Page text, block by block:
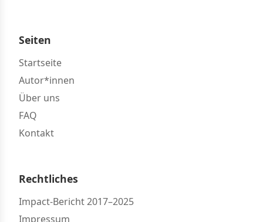
Seiten
Startseite
Autor*innen
Über uns
FAQ
Kontakt
Rechtliches
Impact-Bericht 2017–2025
Impressum